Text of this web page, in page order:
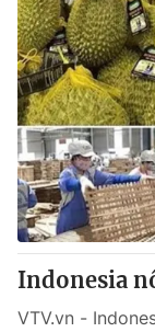
Email:
Liên hệ quảng
Indonesia
VTV.vn -